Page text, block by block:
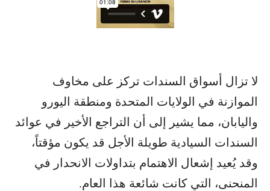
لا تزال أسواق السندات تركز على مخاوف
الموازنة في الولايات المتحدة ومنطقة اليورو
واليابان، مما يشير إلى أن التراجع الأخير في عوائد
السندات السيادية طويلة الأجل قد يكون مؤقتاً،
وقد يُعيد إشعال الاهتمام بتداولات الانحدار في
المنحنى، التي كانت شائعة هذا العام.